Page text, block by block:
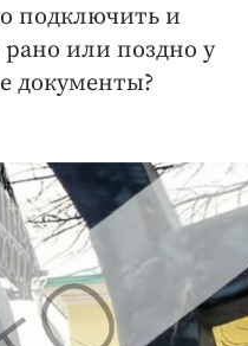
подключить и
или поздно у
документы?